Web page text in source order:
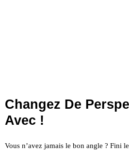
Changez De
Avec !
Vous n’avez jamais le bon angle ? Fini